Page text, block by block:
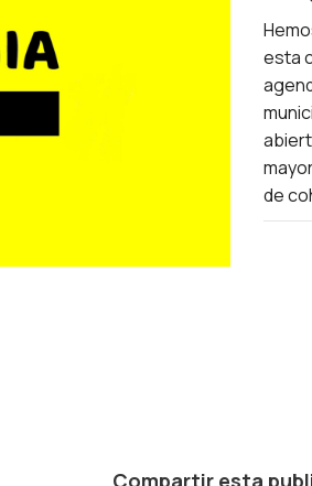
esta
de
Compartir esta